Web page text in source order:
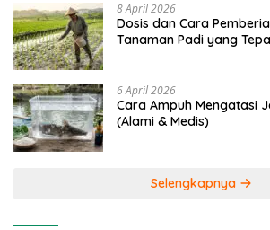
8 April 2026
Dosis dan Cara
Tanaman Padi yang
6 April 2026
Cara Ampuh Mengatasi
(Alami & Medis)
Selengkapnya